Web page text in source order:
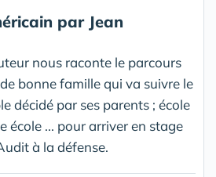
par Jean
nous raconte le parcours
bonne famille qui va suivre le
décidé par ses parents ; école
école ... pour arriver en stage
à la défense.